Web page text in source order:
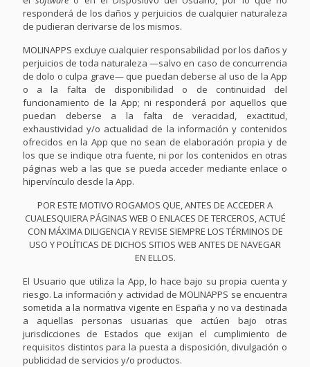
responderá de los daños y perjuicios de cualquier naturaleza
de pudieran derivarse de los mismos.
MOLINAPPS excluye cualquier responsabilidad por los daños y
perjuicios de toda naturaleza —salvo en caso de concurrencia
de dolo o culpa grave— que puedan deberse al uso de la App
o a la falta de disponibilidad o de continuidad del
funcionamiento de la App; ni responderá por aquellos que
puedan deberse a la falta de veracidad, exactitud,
exhaustividad y/o actualidad de la información y contenidos
ofrecidos en la App que no sean de elaboración propia y de
los que se indique otra fuente, ni por los contenidos en otras
páginas web a las que se pueda acceder mediante enlace o
hipervínculo desde la App.
POR ESTE MOTIVO ROGAMOS QUE, ANTES DE ACCEDER A
CUALESQUIERA PÁGINAS WEB O ENLACES DE TERCEROS, ACTUÉ
CON MÁXIMA DILIGENCIA Y REVISE SIEMPRE LOS TÉRMINOS DE
USO Y POLÍTICAS DE DICHOS SITIOS WEB ANTES DE NAVEGAR
EN ELLOS.
El Usuario que utiliza la App, lo hace bajo su propia cuenta y
riesgo. La información y actividad de MOLINAPPS se encuentra
sometida a la normativa vigente en España y no va destinada
a aquellas personas usuarias que actúen bajo otras
jurisdicciones de Estados que exijan el cumplimiento de
requisitos distintos para la puesta a disposición, divulgación o
publicidad de servicios y/o productos.